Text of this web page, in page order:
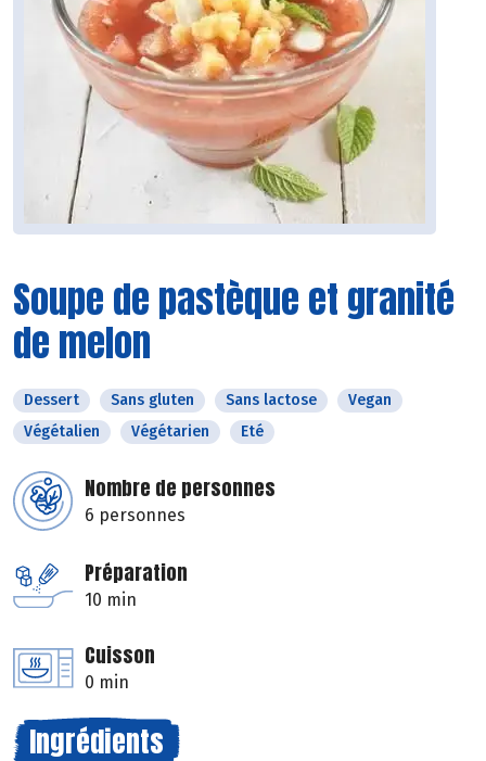
Soupe de pastèque et granité
de melon
Dessert Sans gluten Sans lactose
Vegan
Végétalien
Végétarien Eté
Nombre de personnes
6 personnes
Préparation
10 min
Cuisson
0 min
Ingrédients